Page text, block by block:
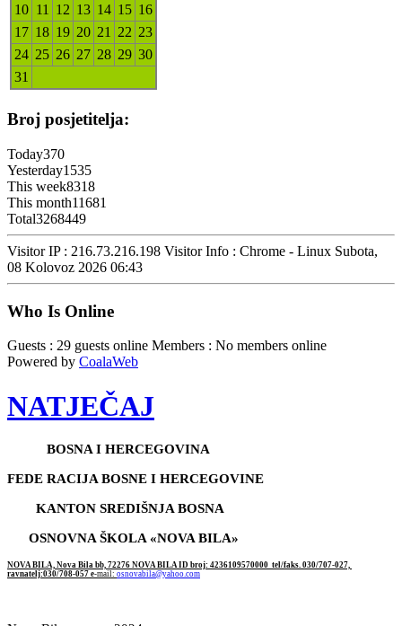
10 11 12 13 14 15 16
17 18 19 20 21 22 23
24 25 26 27 28 29 30
31
Broj posjetitelja:
Today370
Yesterday1535
This week8318
This month11681
Total3268449
Visitor IP : 216.73.216.198 Visitor Info : Chrome - Linux Subota,
08 Kolovoz 2026 06:43
Who Is Online
Guests : 29 guests online Members : No members online
Powered by CoalaWeb
NATJEČAJ
BOSNA I HERCEGOVINA
FEDE RACIJA BOSNE I HERCEGOVINE
KANTON SREDIŠNJA BOSNA
OSNOVNA ŠKOLA «NOVA BILA»
NOVA BILA, Nova Bila bb, 72276 NOVA BILA ID broj: 4236109570000 tel/faks. 030/707-027,
ravnatelj:030/708-057 e-mail: osnovabila@yahoo.com